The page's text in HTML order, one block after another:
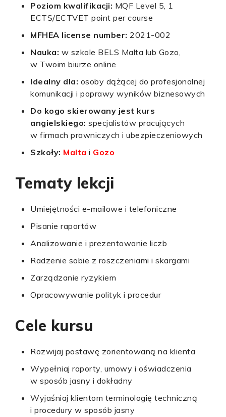
Poziom kwalifikacji: MQF Level 5, 1
ECTS/ECTVET point per course
MFHEA license number: 2021-002
Nauka: w szkole BELS Malta lub Gozo,
w Twoim biurze online
Idealny dla: osoby dążącej do profesjonalnej
komunikacji i poprawy wyników biznesowych
Do kogo skierowany jest kurs
angielskiego: specjalistów pracujących
w firmach prawniczych i ubezpieczeniowych
Szkoły: Malta i Gozo
Tematy lekcji
Umiejętności e-mailowe i telefoniczne
Pisanie raportów
Analizowanie i prezentowanie liczb
Radzenie sobie z roszczeniami i skargami
Zarządzanie ryzykiem
Opracowywanie polityk i procedur
Cele kursu
Rozwijaj postawę zorientowaną na klienta
Wypełniaj raporty, umowy i oświadczenia
w sposób jasny i dokładny
Wyjaśniaj klientom terminologię techniczną
i procedury w sposób jasny